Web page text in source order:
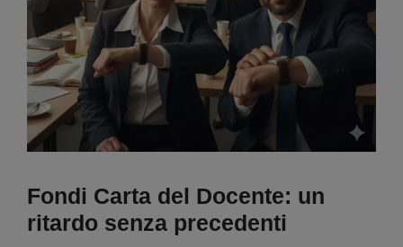
Fondi Carta del Docente: un
ritardo senza precedenti